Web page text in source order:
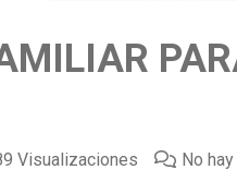
Visualizaciones No